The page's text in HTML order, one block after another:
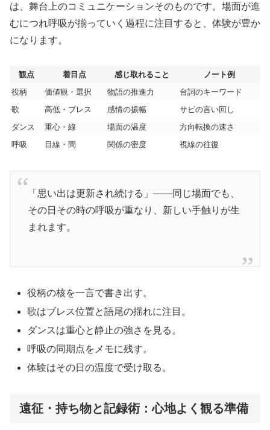
は、舞台上のコミュニケーションそのものです。場面が進
むにつれ呼吸が揃っていく過程に注目すると、体験が豊か
になります。
観点 着目点 感じ取れること
ノート例
役柄
価値観・選択 物語の推進力
台詞のキーワード
歌
高低・ブレス 感情の振幅
サビの言い回し
ダンス
重心・線 場面の温度
方向転換の速さ
呼吸
目線・間 関係の密度 視線の往復
「思い出は更新され続ける」——同じ場面でも、
その日その時の呼吸が重なり、新しい手触りが生
まれます。
役柄の核を一言で書き出す。
歌はブレス位置と語尾の揺れに注目。
ダンスは重心と静止の強さを見る。
呼吸の同期点をメモに残す。
体験はその日の温度で受け取る。
遠征・持ち物と記録術：心地よく観る準備